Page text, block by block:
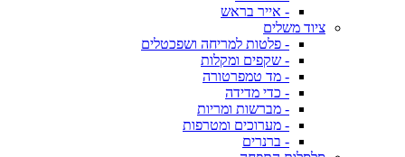
- אייר בראש
ציוד משלים
- פלטות למריחה ושפכטלים
- שקפים ומקלות
- מד טמפרטורה
- כדי מדידה
- מברשות ומריות
- מערוכים ומטרפות
- ברנרים